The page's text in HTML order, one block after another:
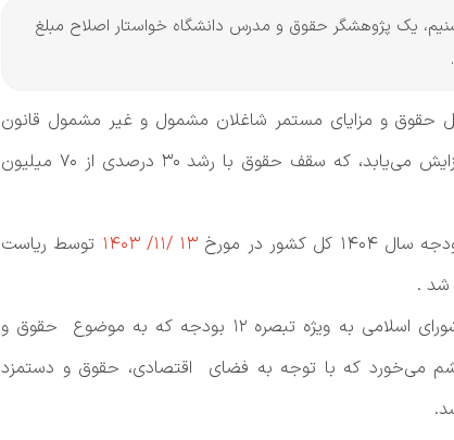
یک پژوهشگر حقوق و مدرس دانشگاه خواستار اصلاح مبلغ
بودجه ابلاغی سال ۱۴۰۴؛ حداقل حقوق و مزایای مستمر شاغلان مشمول و غیر مشمول قانون
مدیریت خدمات کشوری به میزان ۲۰ درصد افزایش می‌یابد، که سقف حقوق با رشد ۳۰ درصدی از ۷۰ میلیون
در مورخ
13 /11/ 1403
توسط ریاست
شد .
با دقت در تبصره‌ها و احکام مصوب مجلس شورای اسلامی به ویژه تبصره 12 بودجه که به موضوع حقوق و
می‌خورد که با توجه به فضای اقتصادی، حقوق و دستمزد